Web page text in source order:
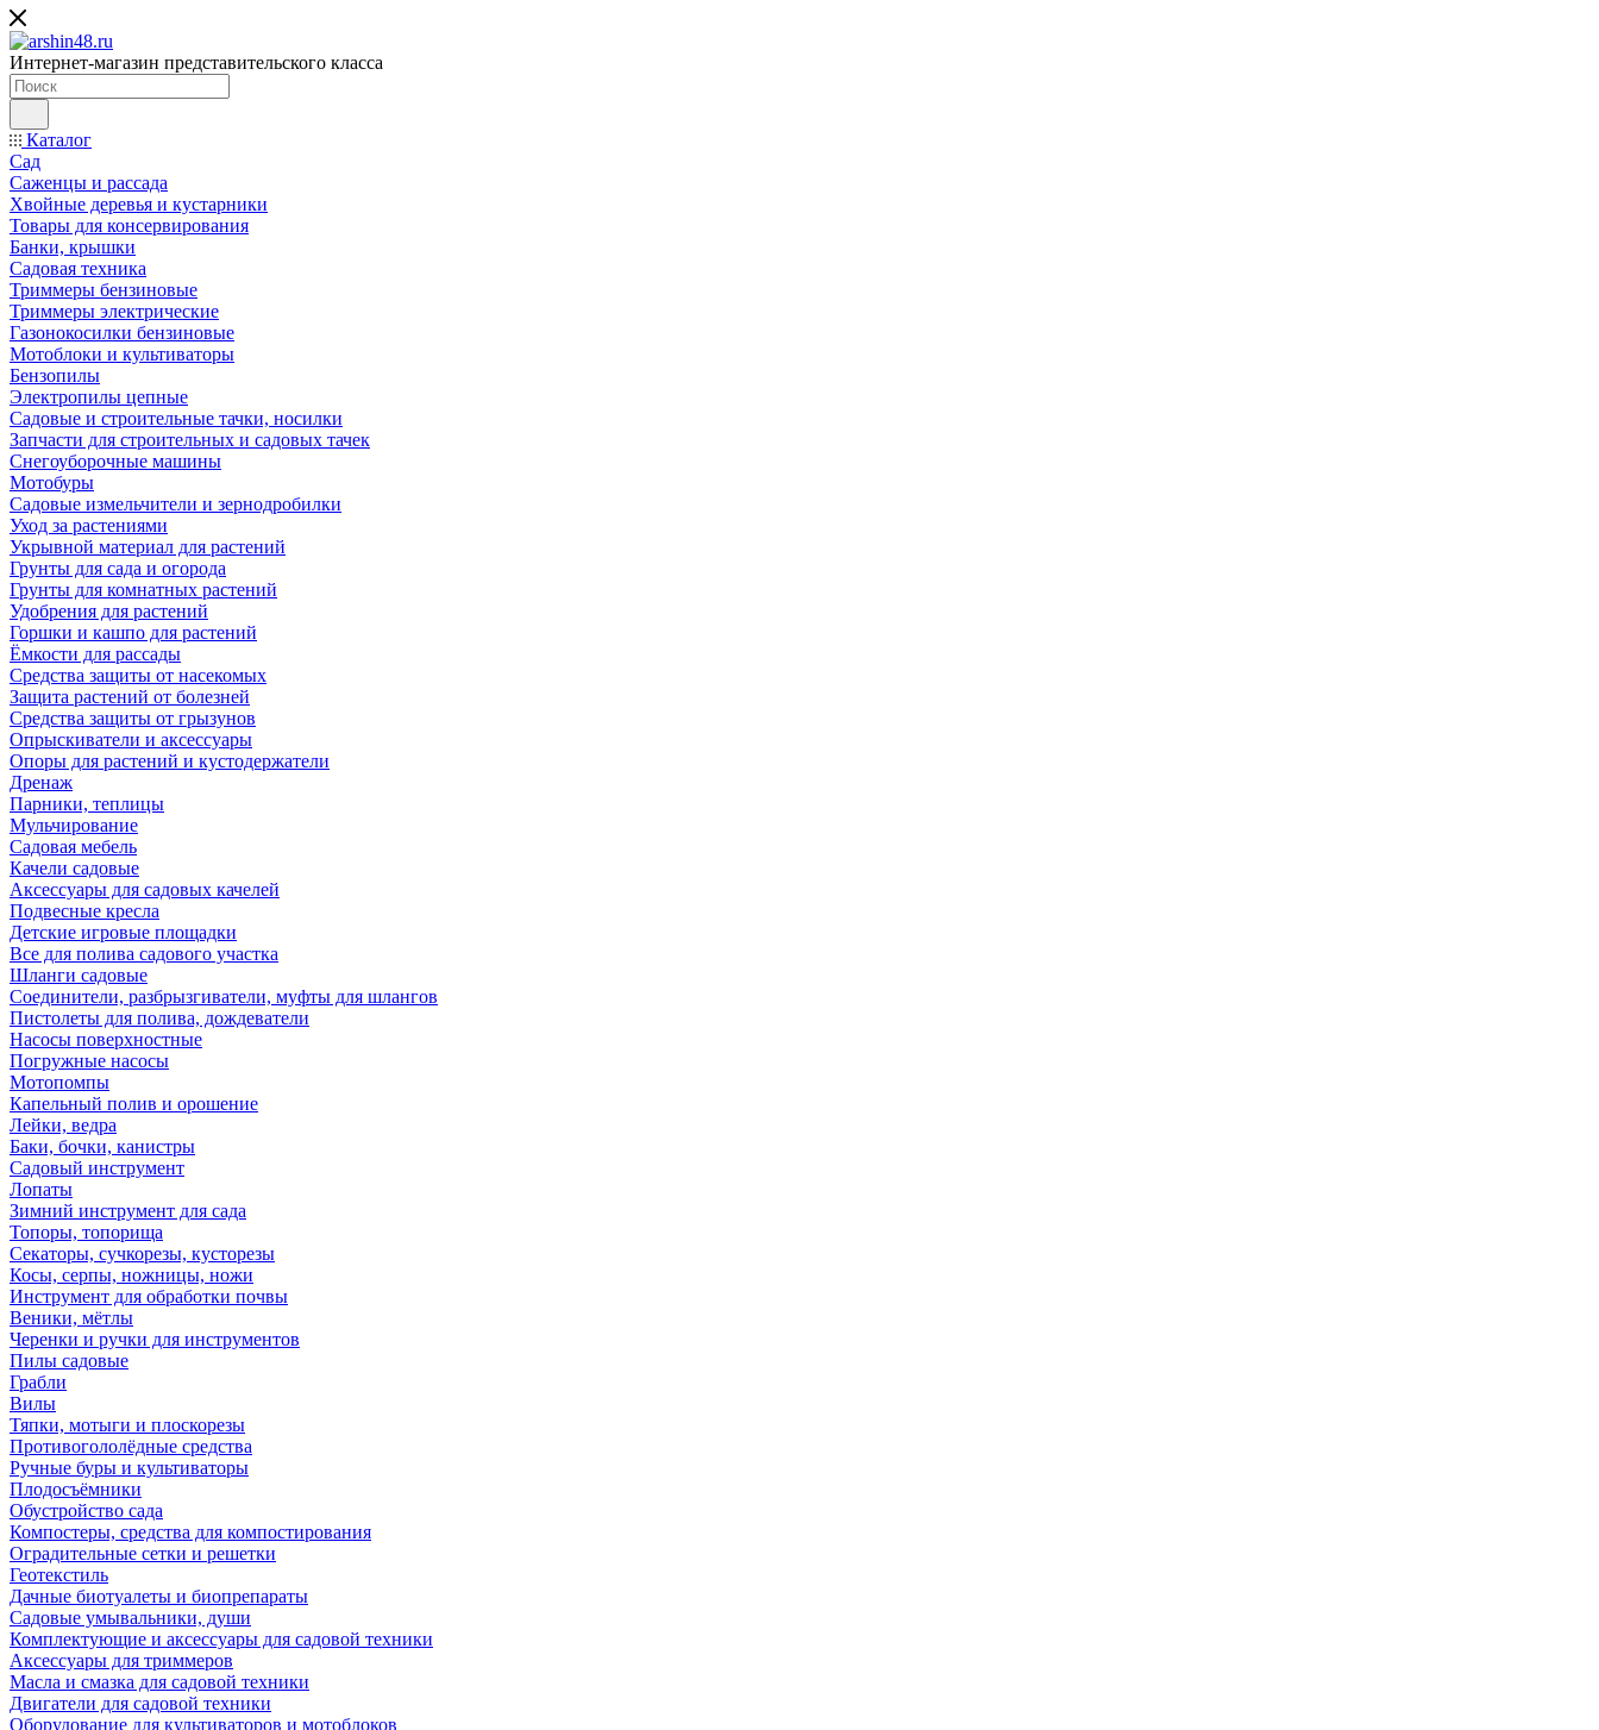
Интернет-магазин представительского класса
Каталог
Сад
Саженцы и рассада
Хвойные деревья и кустарники
Товары для консервирования
Банки, крышки
Садовая техника
Триммеры бензиновые
Триммеры электрические
Газонокосилки бензиновые
Мотоблоки и культиваторы
Бензопилы
Электропилы цепные
Садовые и строительные тачки, носилки
Запчасти для строительных и садовых тачек
Снегоуборочные машины
Мотобуры
Садовые измельчители и зернодробилки
Уход за растениями
Укрывной материал для растений
Грунты для сада и огорода
Грунты для комнатных растений
Удобрения для растений
Горшки и кашпо для растений
Ёмкости для рассады
Средства защиты от насекомых
Защита растений от болезней
Средства защиты от грызунов
Опрыскиватели и аксессуары
Опоры для растений и кустодержатели
Дренаж
Парники, теплицы
Мульчирование
Садовая мебель
Качели садовые
Аксессуары для садовых качелей
Подвесные кресла
Детские игровые площадки
Все для полива садового участка
Шланги садовые
Соединители, разбрызгиватели, муфты для шлангов
Пистолеты для полива, дождеватели
Насосы поверхностные
Погружные насосы
Мотопомпы
Капельный полив и орошение
Лейки, ведра
Баки, бочки, канистры
Садовый инструмент
Лопаты
Зимний инструмент для сада
Топоры, топорища
Секаторы, сучкорезы, кусторезы
Косы, серпы, ножницы, ножи
Инструмент для обработки почвы
Веники, мётлы
Черенки и ручки для инструментов
Пилы садовые
Грабли
Вилы
Тяпки, мотыги и плоскорезы
Противогололёдные средства
Ручные буры и культиваторы
Плодосъёмники
Обустройство сада
Компостеры, средства для компостирования
Оградительные сетки и решетки
Геотекстиль
Дачные биотуалеты и биопрепараты
Садовые умывальники, души
Комплектующие и аксессуары для садовой техники
Аксессуары для триммеров
Масла и смазка для садовой техники
Двигатели для садовой техники
Оборудование для культиваторов и мотоблоков